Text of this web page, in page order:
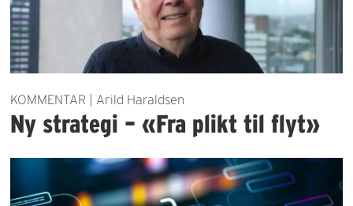
KOMMENTAR | Arild Haraldsen
Ny strategi – «Fra plikt til flyt»